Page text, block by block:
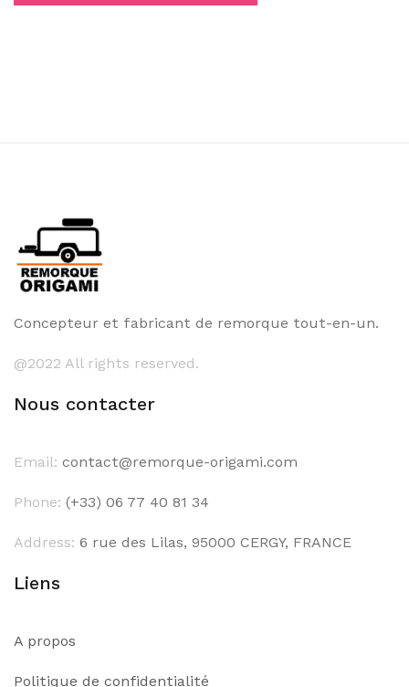
Concepteur et fabricant de remorque tout-en-un.
@2022 All rights reserved.
Nous contacter
Email: contact@remorque-origami.com
Phone: (+33) 06 77 40 81 34
Address: 6 rue des Lilas, 95000 CERGY, FRANCE
Liens
A propos
Politique de confidentialité